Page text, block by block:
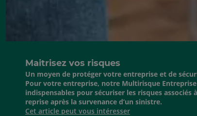
Maitrisez vos risques
Un moyen de protéger votre entreprise et de
Pour votre entreprise, notre Multirisque
indispensables pour sécuriser les risques
reprise après la survenance d’un sinistre.
Cet article peut vous intéresser